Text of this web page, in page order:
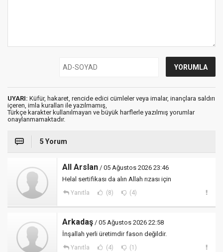
UYARI: Küfür, hakaret, rencide edici cümleler veya imalar, inançlara saldırı
içeren, imla kuralları ile yazılmamış,
Türkçe karakter kullanılmayan ve büyük harflerle yazılmış yorumlar
onaylanmamaktadır.
5 Yorum
All Arslan / 05 Ağustos 2026 23:46
Helal sertifikası da alın Allah rızası için
Yanıtla (8) (4)
Arkadaş / 05 Ağustos 2026 22:58
İnşallah yerli üretimdir fason değildir.
Yanıtla (4) (1)